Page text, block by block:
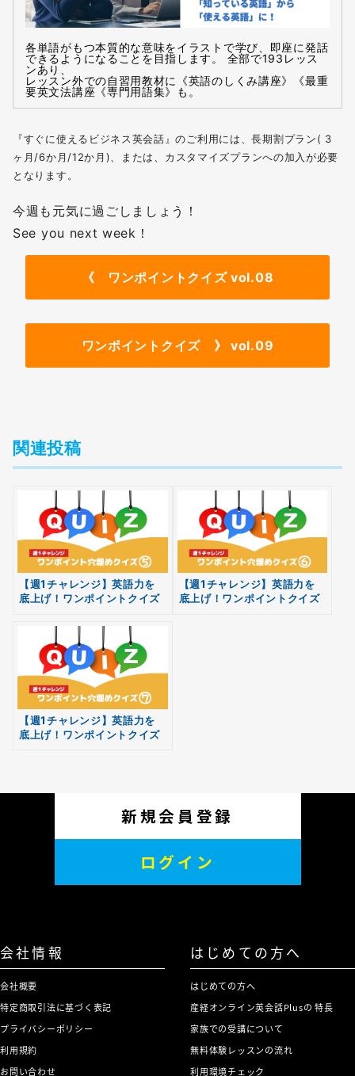
各単語がもつ本質的な意味をイラストで学び、即座に発話
できるようになることを目指します。 全部で193レッス
ンあり、
レッスン外での自習用教材に《英語のしくみ講座》《最重
要英文法講座《専門用語集》も。
『すぐに使えるビジネス英会話』のご利用には、長期割プラン( 3
ヶ月/6か月/12か月)、または、カスタマイズプランへの加入が必要
となります。
今週も元気に過ごしましょう！
See you next week！
《 ワンポイントクイズ vol.08
ワンポイントクイズ 》 vol.09
関連投稿
【週1チャレンジ】英語力を
底上げ！ワンポイントクイズ
【週1チャレンジ】英語力を
底上げ！ワンポイントクイズ
【週1チャレンジ】英語力を
底上げ！ワンポイントクイズ
無料
新規会員登録
ログイン
会社情報
会社概要
特定商取引法に基づく表記
プライバシーポリシー
利用規約
お問い合わせ
はじめての方へ
はじめての方へ
産経オンライン英会話Plusの 特長
家族での受講について
無料体験レッスンの流れ
利用環境チェック